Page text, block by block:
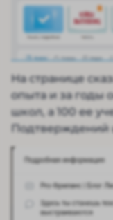
На странице
опыта и за годы
школ, а 100 ее
Подтверждений